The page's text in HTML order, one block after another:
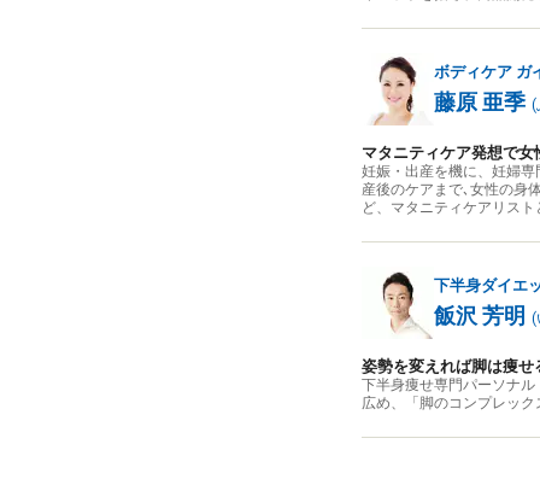
ボディケア ガ
藤原 亜季 (
マタニティケア発想で
妊娠・出産を機に、妊婦
産後のケアまで､女性の身
ど、マタニティケアリス
下半身ダイエ
飯沢 芳明 (
姿勢を変えれば脚は痩
下半身痩せ専門パーソナ
広め、「脚のコンプレッ